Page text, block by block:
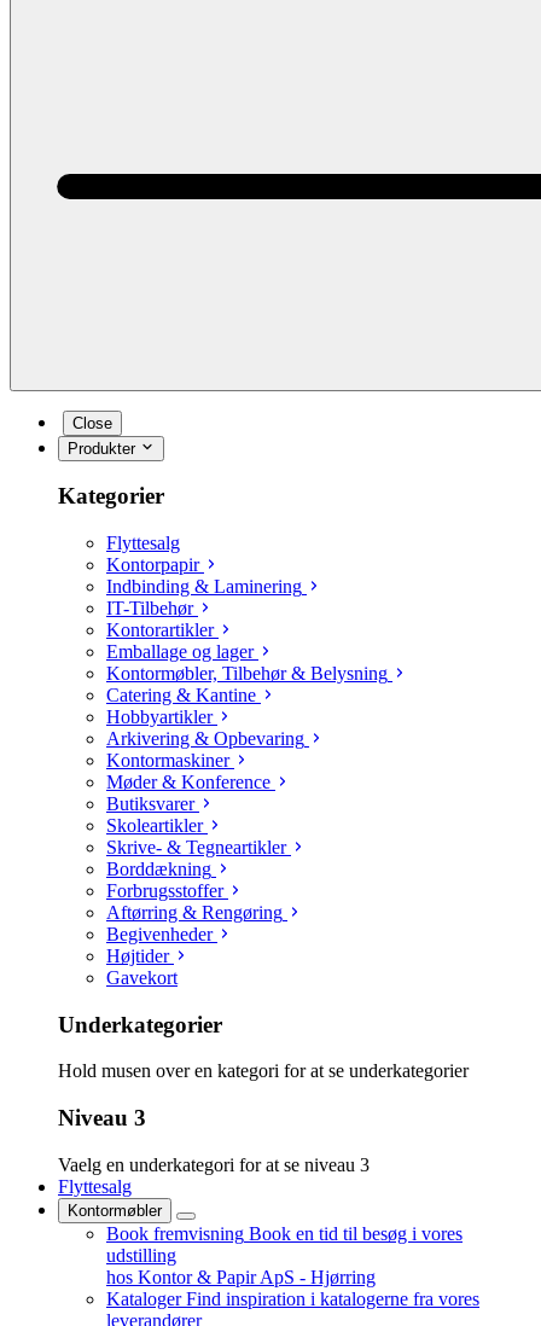
Close
Produkter
Kategorier
Flyttesalg
Kontorpapir
Indbinding & Laminering
IT-Tilbehør
Kontorartikler
Emballage og lager
Kontormøbler, Tilbehør & Belysning
Catering & Kantine
Hobbyartikler
Arkivering & Opbevaring
Kontormaskiner
Møder & Konference
Butiksvarer
Skoleartikler
Skrive- & Tegneartikler
Borddækning
Forbrugsstoffer
Aftørring & Rengøring
Begivenheder
Højtider
Gavekort
Underkategorier
Hold musen over en kategori for at se underkategorier
Niveau 3
Vaelg en underkategori for at se niveau 3
Flyttesalg
Kontormøbler
Book fremvisning Book en tid til besøg i vores
udstilling
hos Kontor & Papir ApS - Hjørring
Kataloger Find inspiration i katalogerne fra vores
leverandører